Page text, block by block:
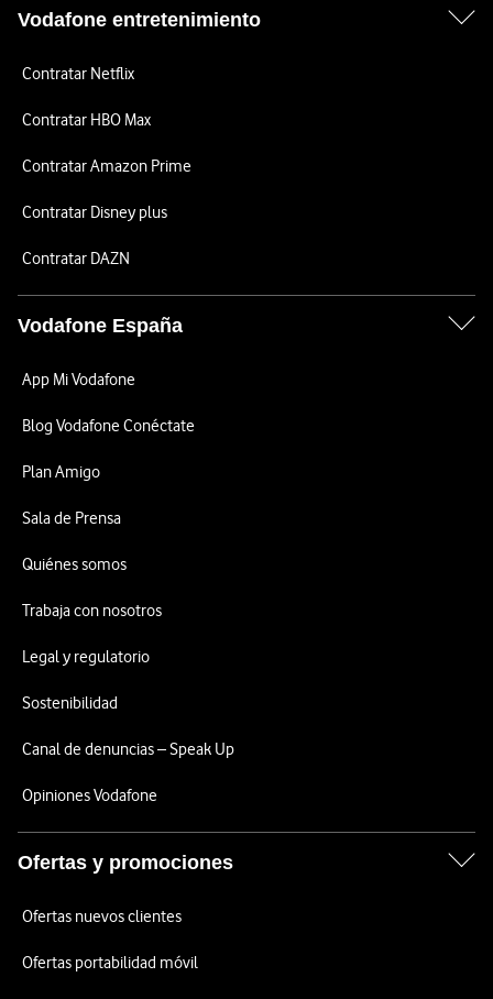
Vodafone entretenimiento
Contratar Netflix
Contratar HBO Max
Contratar Amazon Prime
Contratar Disney plus
Contratar DAZN
Vodafone España
App Mi Vodafone
Blog Vodafone Conéctate
Plan Amigo
Sala de Prensa
Quiénes somos
Trabaja con nosotros
Legal y regulatorio
Sostenibilidad
Canal de denuncias – Speak Up
Opiniones Vodafone
Ofertas y promociones
Ofertas nuevos clientes
Ofertas portabilidad móvil